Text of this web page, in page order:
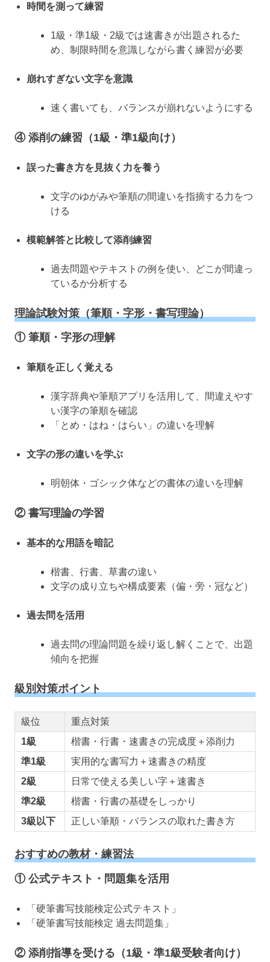
時間を測って練習
1級・準1級・2級では速書きが出題されるた
め、制限時間を意識しながら書く練習が必要
崩れすぎない文字を意識
速く書いても、バランスが崩れないようにする
④ 添削の練習（1級・準1級向け）
誤った書き方を見抜く力を養う
文字のゆがみや筆順の間違いを指摘する力をつ
ける
模範解答と比較して添削練習
過去問題やテキストの例を使い、どこが間違っ
ているか分析する
理論試験対策（筆順・字形・書写理論）
① 筆順・字形の理解
筆順を正しく覚える
漢字辞典や筆順アプリを活用して、間違えやす
い漢字の筆順を確認
「とめ・はね・はらい」の違いを理解
文字の形の違いを学ぶ
明朝体・ゴシック体などの書体の違いを理解
② 書写理論の学習
基本的な用語を暗記
楷書、行書、草書の違い
文字の成り立ちや構成要素（偏・旁・冠など）
過去問を活用
過去問の理論問題を繰り返し解くことで、出題
傾向を把握
級別対策ポイント
級位
重点対策
1級
楷書・行書・速書きの完成度＋添削力
準1級
実用的な書写力＋速書きの精度
2級
日常で使える美しい字＋速書き
準2級
楷書・行書の基礎をしっかり
3級以下
正しい筆順・バランスの取れた書き方
おすすめの教材・練習法
① 公式テキスト・問題集を活用
「硬筆書写技能検定公式テキスト」
「硬筆書写技能検定 過去問題集」
② 添削指導を受ける（1級・準1級受験者向け）